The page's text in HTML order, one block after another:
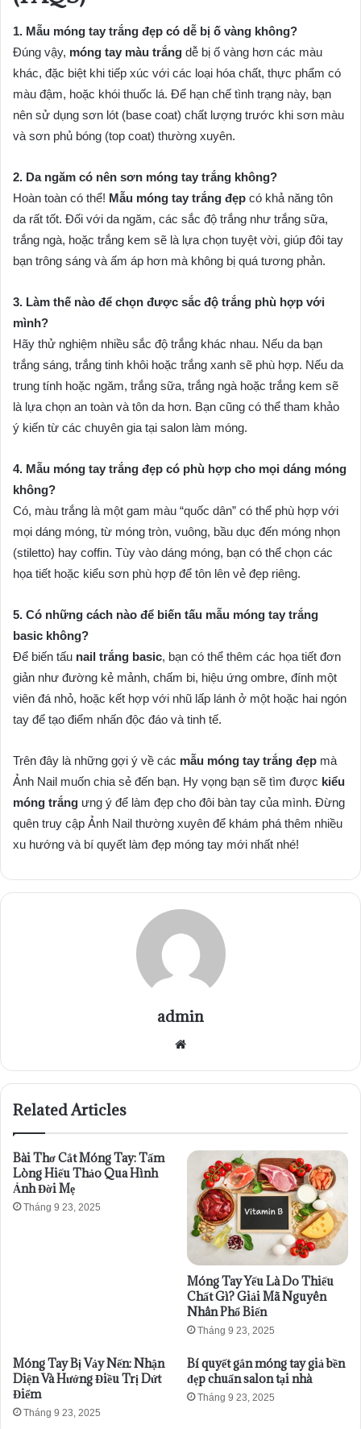
1. Mẫu móng tay trắng đẹp có dễ bị ố vàng không?
Đúng vậy, móng tay màu trắng dễ bị ố vàng hơn các màu
khác, đặc biệt khi tiếp xúc với các loại hóa chất, thực phẩm có
màu đậm, hoặc khói thuốc lá. Để hạn chế tình trạng này, bạn
nên sử dụng sơn lót (base coat) chất lượng trước khi sơn màu
và sơn phủ bóng (top coat) thường xuyên.
2. Da ngăm có nên sơn móng tay trắng không?
Hoàn toàn có thể! Mẫu móng tay trắng đẹp có khả năng tôn
da rất tốt. Đối với da ngăm, các sắc độ trắng như trắng sữa,
trắng ngà, hoặc trắng kem sẽ là lựa chọn tuyệt vời, giúp đôi tay
bạn trông sáng và ấm áp hơn mà không bị quá tương phản.
3. Làm thế nào để chọn được sắc độ trắng phù hợp với
mình?
Hãy thử nghiệm nhiều sắc độ trắng khác nhau. Nếu da bạn
trắng sáng, trắng tinh khôi hoặc trắng xanh sẽ phù hợp. Nếu da
trung tính hoặc ngăm, trắng sữa, trắng ngà hoặc trắng kem sẽ
là lựa chọn an toàn và tôn da hơn. Bạn cũng có thể tham khảo
ý kiến từ các chuyên gia tại salon làm móng.
4. Mẫu móng tay trắng đẹp có phù hợp cho mọi dáng móng
không?
Có, màu trắng là một gam màu “quốc dân” có thể phù hợp với
mọi dáng móng, từ móng tròn, vuông, bầu dục đến móng nhọn
(stiletto) hay coffin. Tùy vào dáng móng, bạn có thể chọn các
họa tiết hoặc kiểu sơn phù hợp để tôn lên vẻ đẹp riêng.
5. Có những cách nào để biến tấu mẫu móng tay trắng
basic không?
Để biến tấu nail trắng basic, bạn có thể thêm các họa tiết đơn
giản như đường kẻ mảnh, chấm bi, hiệu ứng ombre, đính một
viên đá nhỏ, hoặc kết hợp với nhũ lấp lánh ở một hoặc hai ngón
tay để tạo điểm nhấn độc đáo và tinh tế.
Trên đây là những gợi ý về các mẫu móng tay trắng đẹp mà
Ảnh Nail muốn chia sẻ đến bạn. Hy vọng bạn sẽ tìm được kiểu
móng trắng ưng ý để làm đẹp cho đôi bàn tay của mình. Đừng
quên truy cập Ảnh Nail thường xuyên để khám phá thêm nhiều
xu hướng và bí quyết làm đẹp móng tay mới nhất nhé!
admin
Website
Related Articles
Bài Thơ Cắt Móng Tay: Tấm
Lòng Hiếu Thảo Qua Hình
Ảnh Đời Mẹ
Tháng 9 23, 2025
Móng Tay Yếu Là Do Thiếu
Chất Gì? Giải Mã Nguyên
Nhân Phổ Biến
Tháng 9 23, 2025
Móng Tay Bị Vảy Nến: Nhận
Diện Và Hướng Điều Trị Dứt
Điểm
Tháng 9 23, 2025
Bí quyết gắn móng tay giả bền
đẹp chuẩn salon tại nhà
Tháng 9 23, 2025